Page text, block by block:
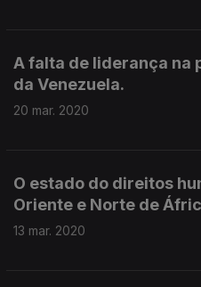
A falta de liderança na
da Venezuela.
20 mar. 2020
O estado do direitos
Oriente e Norte de
13 mar. 2020